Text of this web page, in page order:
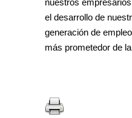
nuestros
el desarrollo de
generación de
más prometedor de